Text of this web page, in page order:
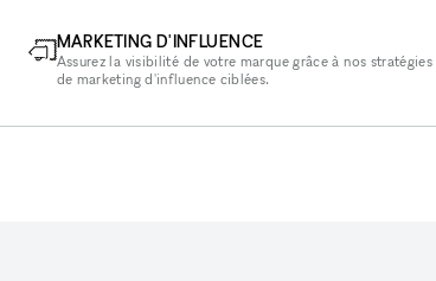
MARKETING D'INFLUENCE
Assurez la visibilité de votre marque grâce à nos stratégies
de marketing d'influence ciblées.